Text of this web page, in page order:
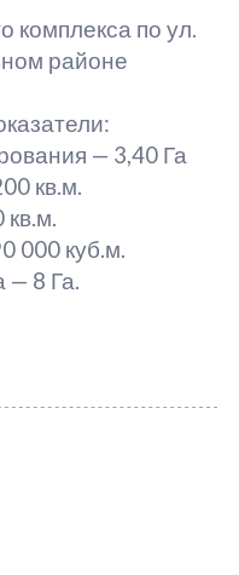
комплекса по ул.
районе
— 3,40 Га
кв.м.
000 куб.м.
— 8 Га.